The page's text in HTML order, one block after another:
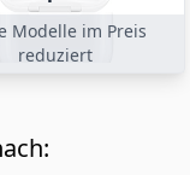
Modelle im Preis
reduziert